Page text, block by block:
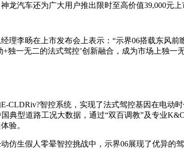
龙汽车还为广大用户推出限时至高价值39,000元
理李旸在上市发布会上表示：“示界06搭载东风
+独一无二的法式驾控’创新融合，成为市场上独一
CLDRiv?智控系统，实现了法式驾控基因在电
典型道路工况大数据，通过“双百调教”及专业
验。
仿生假人零晕智控挑战中，示界06展现了优异的